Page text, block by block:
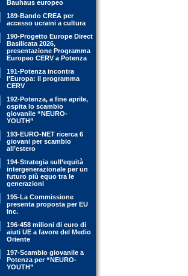
Bauhaus europeo
189-Bando CREA per
accesso ucraini a cultura
190-Progetto Europe Direct
Basilicata 2026,
presentazione Programma
Europeo CERV a Potenza
191-Potenza incontra
l'Europa: il programma
CERV
192-Potenza, a fine aprile,
ospita lo scambio
giovanile “NEURO-
YOUTH”
193-EURO-NET ricerca 6
giovani per scambio
all’estero
194-Strategia sull’equità
intergenerazionale per un
futuro più equo tra le
generazioni
195-La Commissione
presenta proposta per EU
Inc.
196-458 milioni di euro di
aiuti UE a favore del Medio
Oriente
197-Scambio giovanile a
Potenza per “NEURO-
YOUTH”